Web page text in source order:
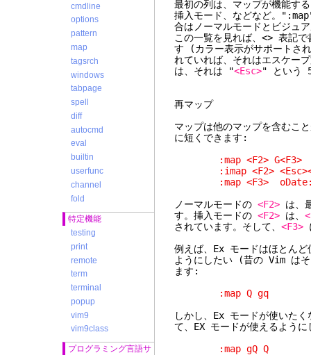
cmdline
options
pattern
map
tagsrch
windows
tabpage
spell
diff
autocmd
eval
builtin
userfunc
channel
fold
特定機能
testing
print
remote
term
terminal
popup
vim9
vim9class
プログラミング言語サ
最初の列は、マップが機能
挿入モード、などなど。
合はノーマルモードとビジュ
この一覧を見れば、<> 表記
す (カラー表示がサポートさ
れていれば、それはエスケー
は、それは "<Esc>" という
再マップ
マップは他のマップを含むこ
に短くできます:
:map <F2> G<F3>
:imap <F2>
:map <F3> oDate:
ノーマルモードの <F2> は、
す。挿入モードの <F2> は、
されています。そして、 <F3>
例えば、Ex モードはほとん
ようにしたい (昔の Vim はそ
ます:
:map Q gq
しかし、Ex モードが使いた
て、EX モードが使えるよう
:map gQ Q